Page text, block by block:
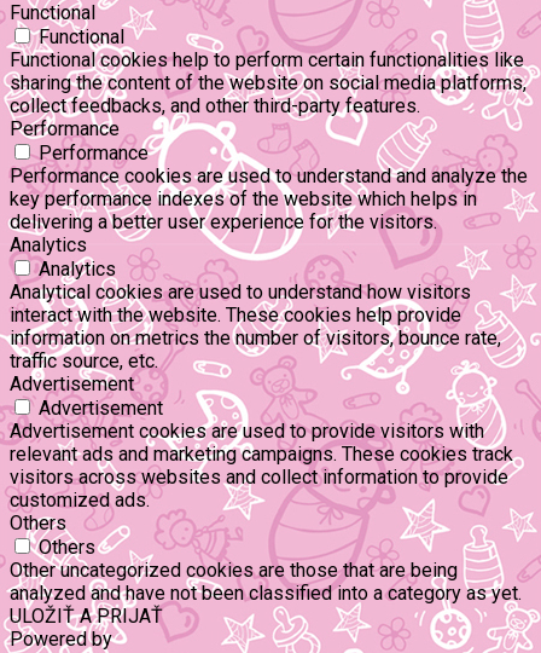
Functional
Functional
Functional cookies help to perform certain functionalities like
sharing the content of the website on social media platforms,
collect feedbacks, and other third-party features.
Performance
Performance
Performance cookies are used to understand and analyze the
key performance indexes of the website which helps in
delivering a better user experience for the visitors.
Analytics
Analytics
Analytical cookies are used to understand how visitors
interact with the website. These cookies help provide
information on metrics the number of visitors, bounce rate,
traffic source, etc.
Advertisement
Advertisement
Advertisement cookies are used to provide visitors with
relevant ads and marketing campaigns. These cookies track
visitors across websites and collect information to provide
customized ads.
Others
Others
Other uncategorized cookies are those that are being
analyzed and have not been classified into a category as yet.
ULOŽIŤ A PRIJAŤ
Powered by